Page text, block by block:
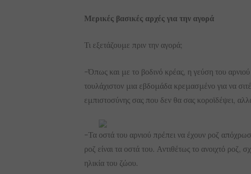
Μερικές βασικές αρχές για την αγορά
Τι εξετάζουμε πριν την αγορά;
-Όπως και με το βοδινό κρέας, η γεύση του αρνιού
τουλάχιστον μια εβδομάδα κρεμασμένο για να
εμπιστοσύνης σας που δεν θα σας κοροϊδέψει,
-Τα οστά του αρνιού πρέπει να έχουν ροζ
ροζ είναι τα οστά του. Αντιθέτως το ανοιχτό
ηλικία του ζώου.